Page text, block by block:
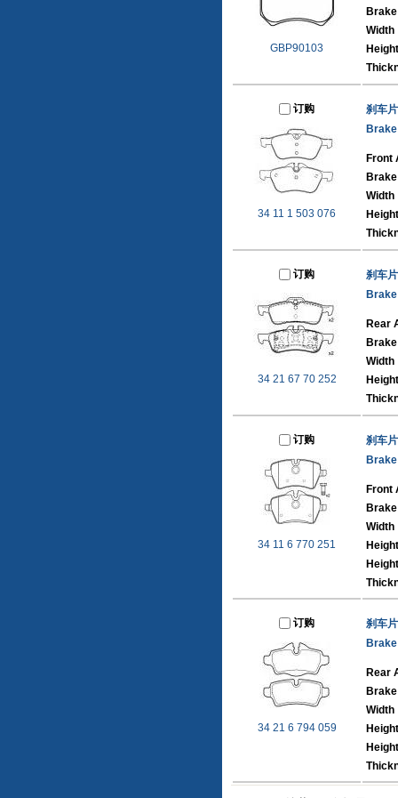
GBP90103
Width
Height
订购
34 11 1 503 076
刹车片
Front
Width
Height
订购
34 21 67 70 252
刹车片
Rear
Width
Height
订购
34 11 6 770 251
刹车片
Front
Width
Height
订购
34 21 6 794 059
刹车片
Rear
Width
Height